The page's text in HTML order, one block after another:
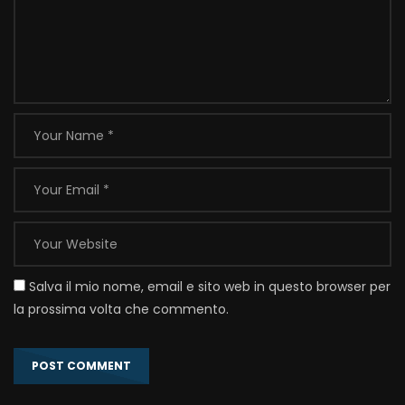
Salva il mio nome, email e sito web in questo browser per
la prossima volta che commento.